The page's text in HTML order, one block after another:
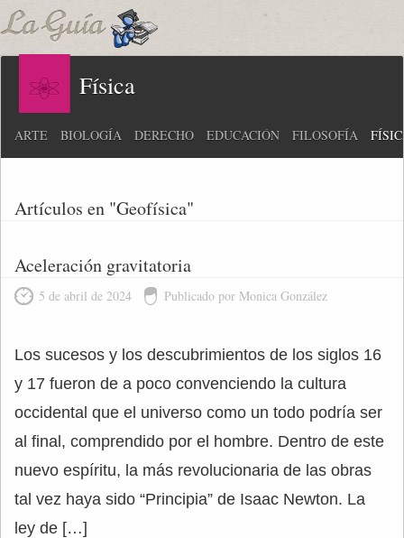
Física
ARTE BIOLOGÍA DERECHO EDUCACIÓN FILOSOFÍA
Artículos en "Geofísica"
Aceleración gravitatoria
5 de abril de 2024 Publicado por Monica González
Los sucesos y los descubrimientos de los siglos 16
y 17 fueron de a poco convenciendo la cultura
occidental que el universo como un todo podría ser
al final, comprendido por el hombre. Dentro de este
nuevo espíritu, la más revolucionaria de las obras
tal vez haya sido “Principia” de Isaac Newton. La
ley de […]